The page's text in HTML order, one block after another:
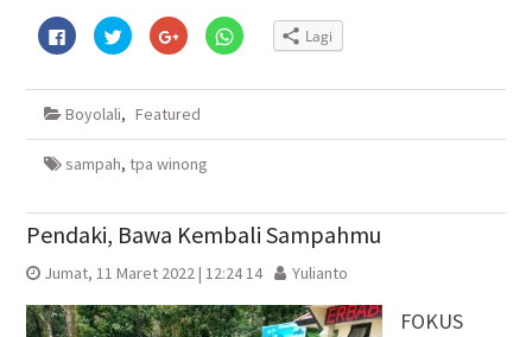
Klik
untuk
membagikan
Facebook(Membuka
jendela
baru)
Klik
untuk
berbagi
Twitter(Membuka
jendela
baru)
Klik
untuk
berbagi
Google+
di
yang
baru)
Klik
untuk
WhatsApp(Membuka
baru)
Lagi
Boyolali, Featured
sampah, tpa winong
Pendaki, Bawa Kembali Sampahmu
Jumat, 11 Maret 2022 | 12:24 14 Yulianto
FOKUS